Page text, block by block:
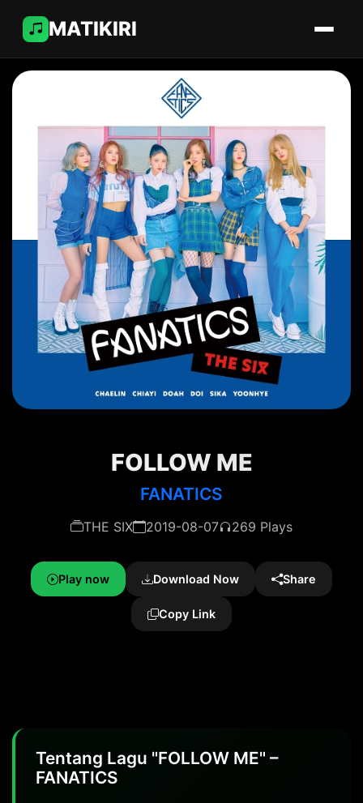
MATIKIRI
FOLLOW ME
FANATICS
THE SIX 2019-08-07 269 Plays
Play now Download Now Share
Copy Link
Tentang Lagu "FOLLOW ME" –
FANATICS